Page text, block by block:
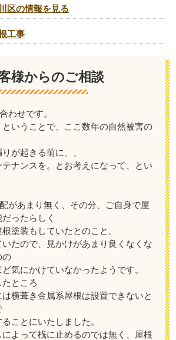
区の情報を見る
工事
様からのご相談
わせです。
いうことで、ここ数年の自然被害の
が起きる前に、、
ナンスを。とお考えになって、とい
があまり無く、その分、ご自身で屋
ったらしく
塗装もしていたとのこと。
たので、見かけがあまり良くなくな
の
気にかけていなかったようです。
ところ
横葺き金属系屋根は設置できないと
ことにいたしました。
よって桟に止めるのでは無く、屋根